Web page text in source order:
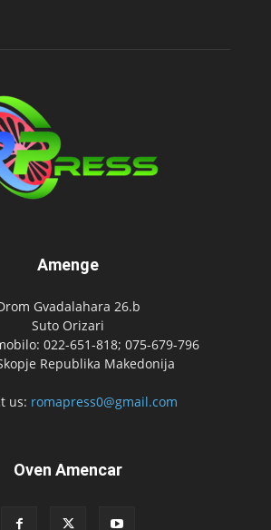
Amenge
Gvadalahara 26.b
Suto Orizari
022-651-818; 075-679-796
Republika Makedonija
us: romapress0@gmail.com
Oven Amencar